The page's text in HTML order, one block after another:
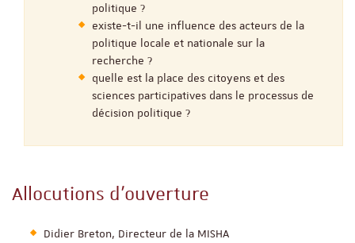
politique ?
existe-t-il une influence des acteurs de la
politique locale et nationale sur la
recherche ?
quelle est la place des citoyens et des
sciences participatives dans le processus de
décision politique ?
Allocutions d'ouverture
Didier Breton, Directeur de la MISHA